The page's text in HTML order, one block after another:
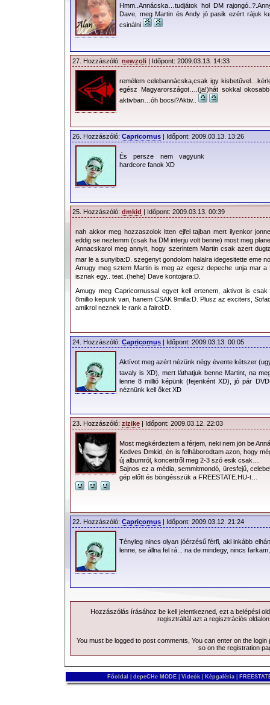
Hmm..Annácska…tudjátok hol DM
Dave, meg Martin és Andy jó pasik ezért rájuk
csinálni
27. Hozzászóló: newzoli | Időpont: 2009.03.13. 14:33
remélem celebannácska,csak igy
egész Magyarországot….(ja!)hát sokkal
aktivban…óh bocsi?Aktiv..
26. Hozzászóló: Capricornus | Időpont: 2009.03.13. 13:26
És persze nem vagyunk
hardcore fanok XD
25. Hozzászóló: dmkid | Időpont: 2009.03.13. 00:39
nah akkor meg hozzaszolok itten ejfel tajban mert ilyenkor
eddig se neztemm (csak ha DM interju volt benne) most meg
Annacskarol meg annyit, hogy szerintem Martin csak azert
mar le a sunyiba:D. szegenyt gondolom halalra idegesitette eme
Amugy meg sztem Martin is meg az egesz depeche unja mar
isznak egy.. teat..(hehe) Dave kontojara:D.
Amugy meg Capricornussal egyet kell ertenem, aktivot is
8millio kepunk van, hanem CSAK 9milla:D. Plusz az exciters,
amikrol neznek le rank a falrol:D.
24. Hozzászóló: Capricornus | Időpont: 2009.03.13. 00:05
Aktívot meg azért nézünk négy évente kétszer
tavaly is XD), mert láthatjuk benne Martint, na
lenne 8 millió képünk (fejenként XD), jó pár
néznünk kell őket XD
23. Hozzászóló: zizike | Időpont: 2009.03.12. 22:03
Most megkérdeztem a férjem, neki nem jön be
Kedves Dmkid, én is felháborodtam azon, hogy
új albumról, koncertről meg 2-3 szó esik csak…
Sajnos ez a média, semmitmondó, üresfejű,
gép előtt és böngésszük a FREESTATE.HU-t…
22. Hozzászóló: Capricornus | Időpont: 2009.03.12. 21:24
Tényleg nincs olyan jóérzésű férfi, aki inkább
lenne, se állna fel rá... na de mindegy, nincs
Hozzászólás írásához be kell jelentkezned, ezt a belépési
regisztráltál azt a regisztrációs
You must be logged to post comments, You can enter on the login
so on the registration
Főoldal depeCHe MODE Videók Képgaléria